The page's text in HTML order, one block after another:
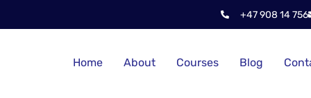
+47 908 14 756
Home About Courses Blog